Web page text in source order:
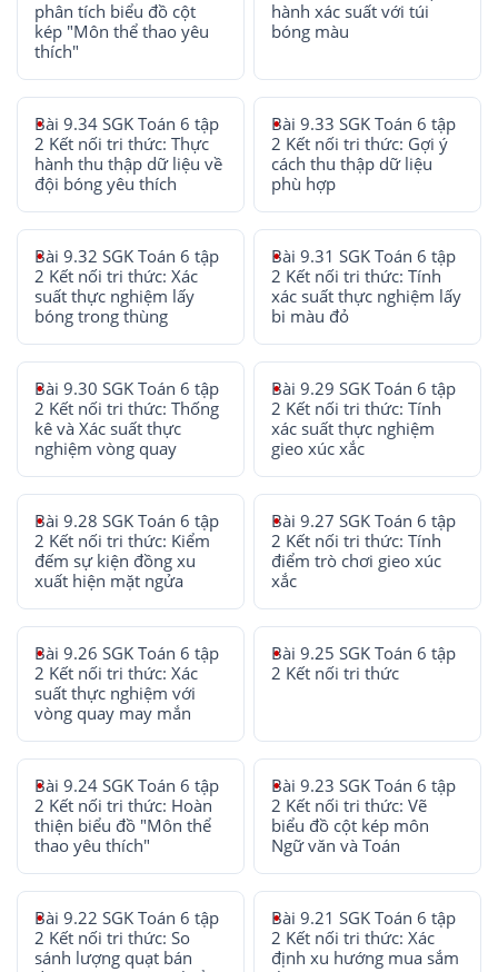
phân tích biểu đồ cột
kép "Môn thể thao yêu
thích"
hành xác suất với túi
bóng màu
Bài 9.34 SGK Toán 6 tập
2 Kết nối tri thức: Thực
hành thu thập dữ liệu về
đội bóng yêu thích
Bài 9.33 SGK Toán 6 tập
2 Kết nối tri thức: Gợi ý
cách thu thập dữ liệu
phù hợp
Bài 9.32 SGK Toán 6 tập
2 Kết nối tri thức: Xác
suất thực nghiệm lấy
bóng trong thùng
Bài 9.31 SGK Toán 6 tập
2 Kết nối tri thức: Tính
xác suất thực nghiệm lấy
bi màu đỏ
Bài 9.30 SGK Toán 6 tập
2 Kết nối tri thức: Thống
kê và Xác suất thực
nghiệm vòng quay
Bài 9.29 SGK Toán 6 tập
2 Kết nối tri thức: Tính
xác suất thực nghiệm
gieo xúc xắc
Bài 9.28 SGK Toán 6 tập
2 Kết nối tri thức: Kiểm
đếm sự kiện đồng xu
xuất hiện mặt ngửa
Bài 9.27 SGK Toán 6 tập
2 Kết nối tri thức: Tính
điểm trò chơi gieo xúc
xắc
Bài 9.26 SGK Toán 6 tập
2 Kết nối tri thức: Xác
suất thực nghiệm với
vòng quay may mắn
Bài 9.25 SGK Toán 6 tập
2 Kết nối tri thức
Bài 9.24 SGK Toán 6 tập
2 Kết nối tri thức: Hoàn
thiện biểu đồ "Môn thể
thao yêu thích"
Bài 9.23 SGK Toán 6 tập
2 Kết nối tri thức: Vẽ
biểu đồ cột kép môn
Ngữ văn và Toán
Bài 9.22 SGK Toán 6 tập
2 Kết nối tri thức: So
sánh lượng quạt bán
Bài 9.21 SGK Toán 6 tập
2 Kết nối tri thức: Xác
định xu hướng mua sắm